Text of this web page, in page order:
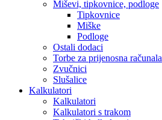
Miševi, tipkovnice, podloge
Tipkovnice
Miške
Podloge
Ostali dodaci
Torbe za prijenosna računala
Zvučnici
Slušalice
Kalkulatori
Kalkulatori
Kalkulatori s trakom